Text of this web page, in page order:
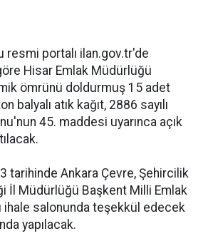
resmi portalı ilan.gov.tr'de
Hisar Emlak Müdürlüğü
ömrünü doldurmuş 15 adet
balyalı atık kağıt, 2886 sayılı
45. maddesi uyarınca açık
tarihinde Ankara Çevre, Şehircilik
İl Müdürlüğü Başkent Milli Emlak
ihale salonunda teşekkül edecek
yapılacak.